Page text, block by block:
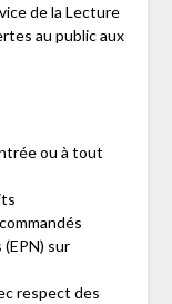
de la Lecture
au public aux
ou à tout
sur
respect des